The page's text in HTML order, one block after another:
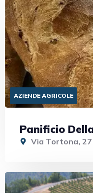
AZIENDE AGRICOLE
Panificio
Via Tortona,